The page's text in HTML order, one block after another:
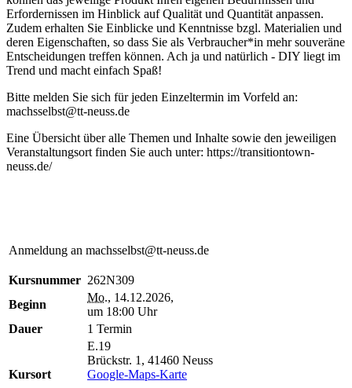
Erfordernissen im Hinblick auf Qualität und Quantität anpassen.
Zudem erhalten Sie Einblicke und Kenntnisse bzgl. Materialien und
deren Eigenschaften, so dass Sie als Verbraucher*in mehr souveräne
Entscheidungen treffen können. Ach ja und natürlich - DIY liegt im
Trend und macht einfach Spaß!
Bitte melden Sie sich für jeden Einzeltermin im Vorfeld an:
machsselbst@tt-neuss.de
Eine Übersicht über alle Themen und Inhalte sowie den jeweiligen
Veranstaltungsort finden Sie auch unter: https://transitiontown-
neuss.de/
Anmeldung an machsselbst@tt-neuss.de
Kursnummer 262N309
Beginn
Mo., 14.12.2026,
um 18:00 Uhr
Dauer
1 Termin
Kursort
E.19
Brückstr. 1, 41460 Neuss
Google-Maps-Karte